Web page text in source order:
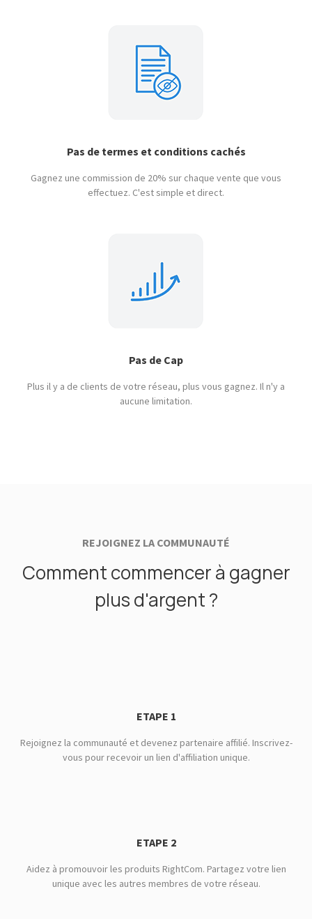
Pas de termes et conditions cachés
Gagnez une commission de 20% sur chaque vente que vous
effectuez. C'est simple et direct.
Pas de Cap
Plus il y a de clients de votre réseau, plus vous gagnez. Il n'y a
aucune limitation.
REJOIGNEZ LA COMMUNAUTÉ
Comment commencer à gagner
plus d'argent ?
ETAPE 1
Rejoignez la communauté et devenez partenaire affilié. Inscrivez-
vous pour recevoir un lien d'affiliation unique.
ETAPE 2
Aidez à promouvoir les produits RightCom. Partagez votre lien
unique avec les autres membres de votre réseau.